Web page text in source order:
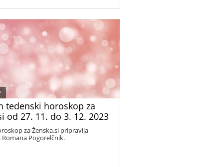
tedenski horoskop za
od 27. 11. do 3. 12. 2023
za Ženska.si pripravlja
Pogorelčnik.